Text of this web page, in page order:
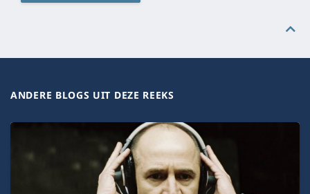
ANDERE BLOGS UIT DEZE REEKS